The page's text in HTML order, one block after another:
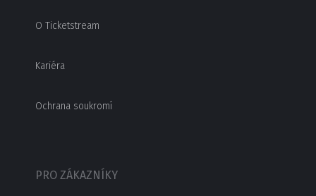
O Ticketstream
Kariéra
Ochrana soukromí
PRO ZÁKAZNÍKY